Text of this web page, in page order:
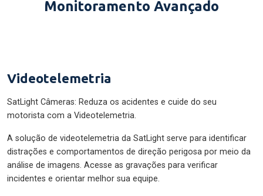
Monitoramento Avançado
Videotelemetria
SatLight Câmeras: Reduza os acidentes e cuide do seu
motorista com a Videotelemetria.
A solução de videotelemetria da SatLight serve para identificar
distrações e comportamentos de direção perigosa por meio da
análise de imagens. Acesse as gravações para verificar
incidentes e orientar melhor sua equipe.